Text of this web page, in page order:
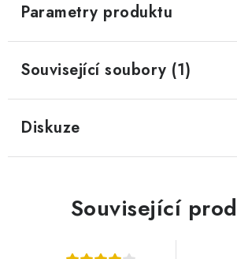
Parametry produktu
Související soubory (1)
Diskuze
Související